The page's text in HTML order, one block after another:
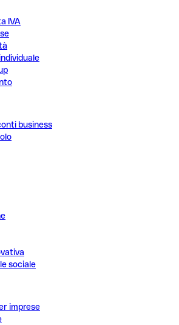
IVA
business
sociale
imprese